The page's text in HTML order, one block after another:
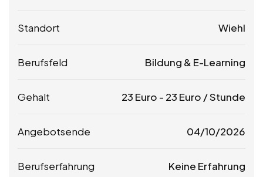
Standort Wiehl
Berufsfeld Bildung & E-Learning
Gehalt 23 Euro - 23 Euro / Stunde
Angebotsende 04/10/2026
Berufserfahrung Keine Erfahrung